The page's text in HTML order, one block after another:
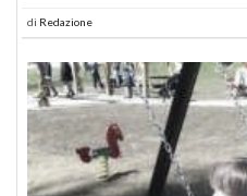
di Redazione